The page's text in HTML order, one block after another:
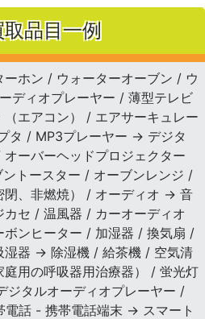
品目一例
ホン / ウォーターオーブン / ウ
ディオプレーヤー / 薄型テレビ
エアコン） / エアサーキュレー
タ / MP3プレーヤー → デジタ
ーバーヘッドプロジェクター
トースター / オーブンレンジ /
閉、非燃焼） / オーディオ → 音
カセ / 温風器 / カーオーディオ
ボンヒーター / 加湿器 / 換気扇 /
湿器 → 除湿機 / 給茶機 / 空気清
用の呼吸器用治療器） / 蛍光灯
タルオーディオプレーヤー /
話 - 携帯電話端末 → スマート